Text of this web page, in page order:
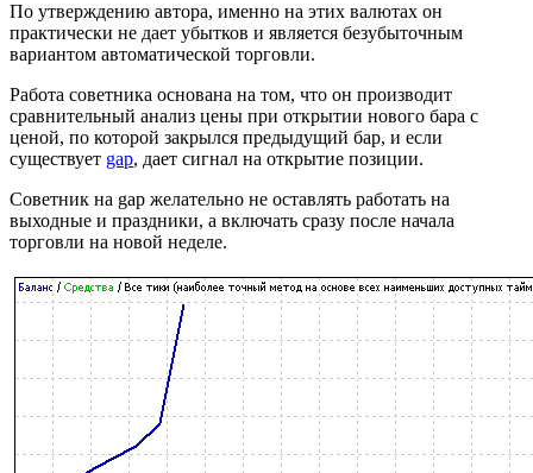
По утверждению автора, именно на этих валютах он
практически не дает убытков и является безубыточным
вариантом автоматической торговли.
Работа советника основана на том, что он производит
сравнительный анализ цены при открытии нового бара с
ценой, по которой закрылся предыдущий бар, и если
существует gap, дает сигнал на открытие позиции.
Советник на gap желательно не оставлять работать на
выходные и праздники, а включать сразу после начала
торговли на новой неделе.